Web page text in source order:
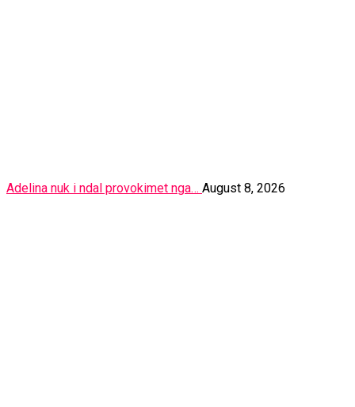
Adelina nuk i ndal provokimet nga… August 8, 2026